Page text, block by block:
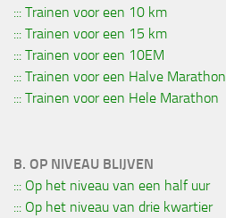
::: Trainen voor een 10 km
::: Trainen voor een 15 km
::: Trainen voor een 10EM
::: Trainen voor een Halve Marathon
::: Trainen voor een Hele Marathon
B. OP NIVEAU BLIJVEN
::: Op het niveau van een half uur
::: Op het niveau van drie kwartier